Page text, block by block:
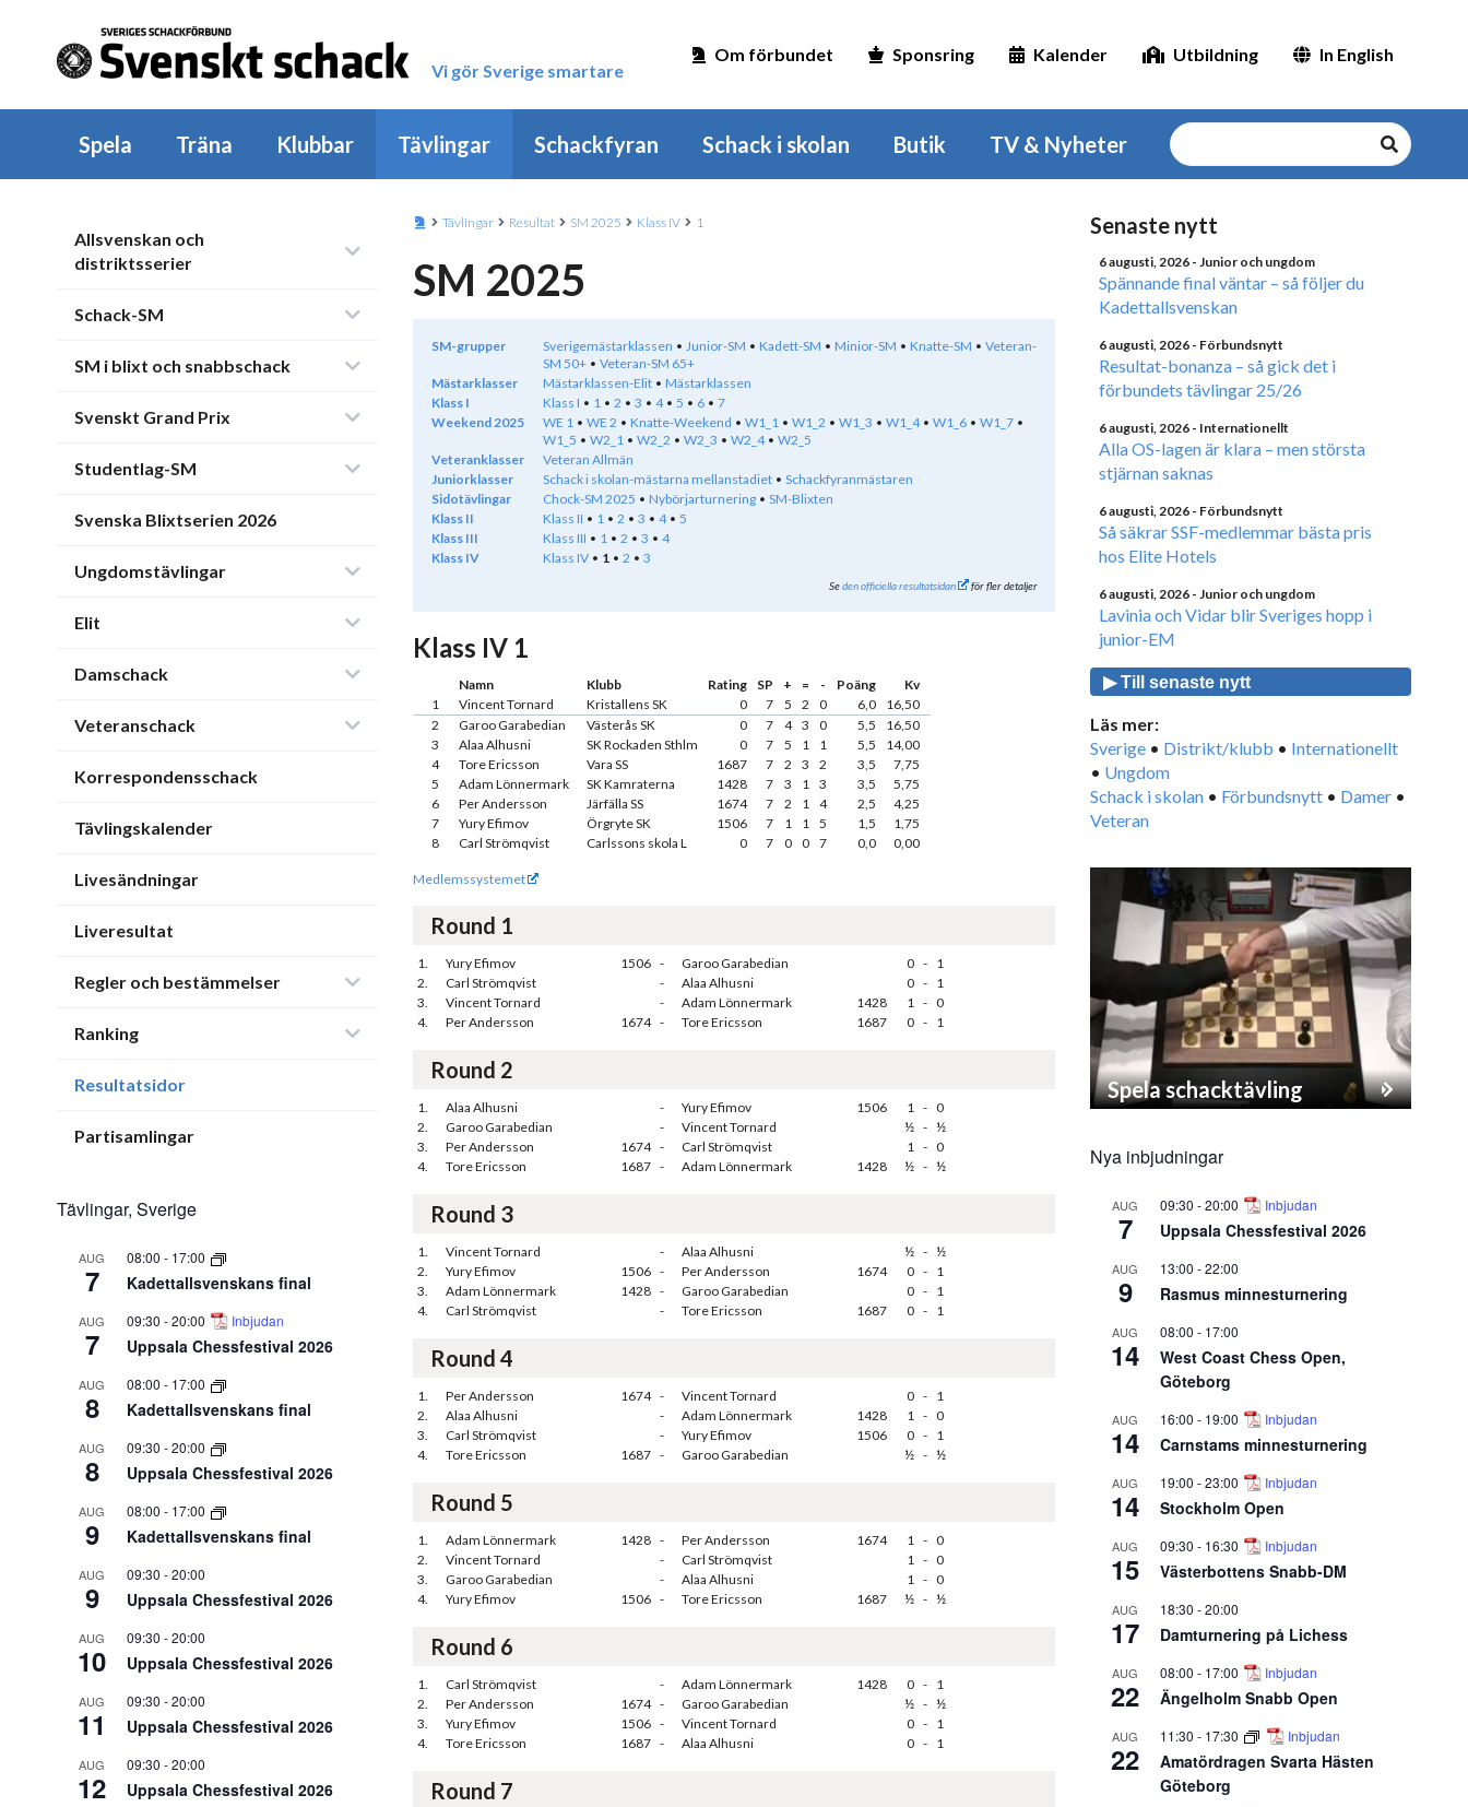
Vi gör Sverige smartare
Om förbundet Sponsring Kalender Utbildning In English
Spela Träna Klubbar Tävlingar Schackfyran Schack i skolan Butik TV & Nyheter
Allsvenskan och
distriktsserier
Schack-SM
SM i blixt och snabbschack
Svenskt Grand Prix
Studentlag-SM
Svenska Blixtserien 2026
Ungdomstävlingar
Elit
Damschack
Veteranschack
Korrespondensschack
Tävlingskalender
Livesändningar
Liveresultat
Regler och bestämmelser
Ranking
Resultatsidor
Partisamlingar
Tävlingar, Sverige
AUG
7
08:00 - 17:00
Kadettallsvenskans final
AUG
7
09:30 -20:00 Inbjudan
Uppsala Chessfestival 2026
AUG
8
08:00 - 17:00
Kadettallsvenskans final
AUG
8
09:30 -20:00
Uppsala Chessfestival 2026
AUG
9
08:00 - 17:00
Kadettallsvenskans final
AUG
9
09:30 -20:00
Uppsala Chessfestival 2026
AUG
10
09:30 -20:00
Uppsala Chessfestival 2026
AUG
11
09:30 -20:00
Uppsala Chessfestival 2026
AUG
12
09:30 -20:00
Uppsala Chessfestival 2026
Tävlingar Resultat SM 2025 Klass IV 1
SM 2025
SM-grupper Sverigemästarklassen Junior-SM Kadett-SM Minior-SM Knatte-SM
Veteran-
SM 50+
Veteran-SM 65+
Mästarklasser
Mästarklassen-Elit
Mästarklassen
Klass I
Klass I 1 2 3 4 5 6
7
Weekend 2025
WE 1 WE 2 Knatte-Weekend W1_1 W1_2 W1_3 W1_4 W1_6
W1_7
W1_5
W2_1 W2_2 W2_3 W2_4
W2_5
Veteranklasser
Veteran Allmän
Juniorklasser
Schack i skolan-mästarna mellanstadiet
Schackfyranmästaren
Sidotävlingar
Chock-SM 2025 Nybörjarturnering
SM-Blixten
Klass II
Klass II 1 2 3 4
5
Klass III
Klass III 1 2 3
4
Klass IV
Klass IV 1 2 3
Seden officiella resultatsidan för fler detaljer
Klass IV 1
Namn Klubb Rating SP + = - Poäng
Kv
1
Vincent Tornard Kristallens SK 0 7 5 2 0 6,0
16,50
2
Garoo Garabedian Västerås SK 0 7 4 3 0 5,5
16,50
3
Alaa Alhusni SK Rockaden Sthlm 0 7 5 1 1 5,5
14,00
4
Tore Ericsson Vara SS 1687 7 2 3 2 3,5
7,75
5
Adam Lönnermark SK Kamraterna 1428 7 3 1 3 3,5
5,75
6
Per Andersson Järfälla SS 1674 7 2 1 4 2,5
4,25
7
Yury Efimov Örgryte SK 1506 7 1 1 5 1,5
1,75
8
Carl Strömqvist Carlssons skola L 0 7 0 0 7 0,0 0,00
Medlemssystemet
Round 1
1. Yury Efimov 1506 - Garoo Garabedian 0 - 1
2.
Carl Strömqvist - Alaa Alhusni 0 - 1
3.
Vincent Tornard - Adam Lönnermark 1428 1 - 0
4.
Per Andersson 1674 - Tore Ericsson 1687 0 - 1
Round 2
1. Alaa Alhusni - Yury Efimov 1506 1 - 0
2.
Garoo Garabedian - Vincent Tornard ½ - ½
3.
Per Andersson 1674 - Carl Strömqvist 1 - 0
4.
Tore Ericsson 1687 - Adam Lönnermark 1428 ½ - ½
Round 3
1. Vincent Tornard - Alaa Alhusni ½ - ½
2.
Yury Efimov 1506 - Per Andersson 1674 0 - 1
3.
Adam Lönnermark 1428 - Garoo Garabedian 0 - 1
4.
Carl Strömqvist - Tore Ericsson 1687 0 - 1
Round 4
1. Per Andersson 1674 - Vincent Tornard 0 - 1
2.
Alaa Alhusni - Adam Lönnermark 1428 1 - 0
3.
Carl Strömqvist - Yury Efimov 1506 0 - 1
4.
Tore Ericsson 1687 - Garoo Garabedian ½ - ½
Round 5
1. Adam Lönnermark 1428 - Per Andersson 1674 1 - 0
2.
Vincent Tornard - Carl Strömqvist 1 - 0
3.
Garoo Garabedian - Alaa Alhusni 1 - 0
4.
Yury Efimov 1506 - Tore Ericsson 1687 ½ - ½
Round 6
1. Carl Strömqvist - Adam Lönnermark 1428 0 - 1
2.
Per Andersson 1674 - Garoo Garabedian ½ - ½
3.
Yury Efimov 1506 - Vincent Tornard 0 - 1
4.
Tore Ericsson 1687 - Alaa Alhusni 0 - 1
Round 7
Senaste nytt
6 augusti, 2026 - Junior och ungdom
Spännande final väntar – så följer du
Kadettallsvenskan
6 augusti, 2026 - Förbundsnytt
Resultat-bonanza – så gick det i
förbundets tävlingar 25/26
6 augusti, 2026 - Internationellt
Alla OS-lagen är klara – men största
stjärnan saknas
6 augusti, 2026 - Förbundsnytt
Så säkrar SSF-medlemmar bästa pris
hos Elite Hotels
6 augusti, 2026 - Junior och ungdom
Lavinia och Vidar blir Sveriges hopp i
junior-EM
▶ Till senaste nytt
Läs mer:
Sverige • Distrikt/klubb • Internationellt
• Ungdom
Schack i skolan • Förbundsnytt • Damer •
Veteran
Spela schacktävling
Nya inbjudningar
AUG
7
09:30 -20:00 Inbjudan
Uppsala Chessfestival 2026
AUG
9
13:00 -22:00
Rasmus minnesturnering
AUG
14
08:00 - 17:00
West Coast Chess Open,
Göteborg
AUG
14
16:00 - 19:00 Inbjudan
Carnstams minnesturnering
AUG
14
19:00 -23:00 Inbjudan
Stockholm Open
AUG
15
09:30 - 16:30 Inbjudan
Västerbottens Snabb-DM
AUG
17
18:30 -20:00
Damturnering på Lichess
AUG
22
08:00 - 17:00 Inbjudan
Ängelholm Snabb Open
AUG
22
11:30 - 17:30 Inbjudan
Amatördragen Svarta Hästen
Göteborg